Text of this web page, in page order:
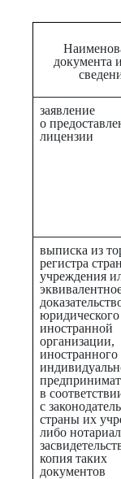
документа
заявление
о
лицензии
выписка из
регистра
учреждения
юридического
иностранной
организации,
иностранного
в
с
страны их
либо
копия таких
документов